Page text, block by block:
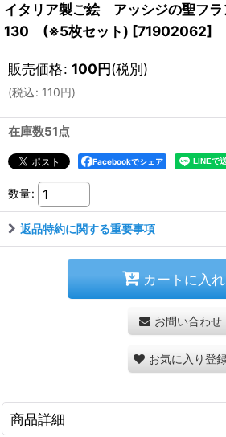
イタリア製ご絵 アッシジの聖フ
130 (※5枚セット) [71902062]
販売価格: 100円(税別)
(税込: 110円)
在庫数51点
Facebookでシェア
数量:
返品特約に関する重要事項
カートに入
お問い合わせ
お気に入り登
商品詳細